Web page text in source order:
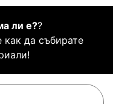
ли е??
как да събирате